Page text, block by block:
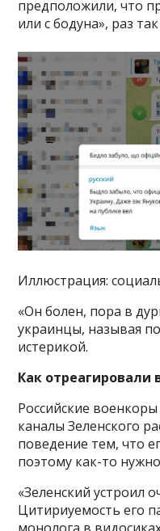
предположили, что
или с бодуна», раз
Иллюстрация:
«Он болен, пора в
украинцы, называя
истерикой.
Как отреагировали
Российские
каналы Зеленского
поведение тем, что
поэтому как-то
«Зеленский устроил
Цитириуемость его